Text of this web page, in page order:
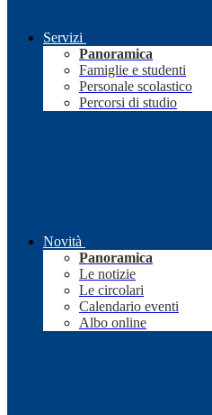
Servizi
Panoramica
Famiglie e studenti
Personale scolastico
Percorsi di studio
Novità
Panoramica
Le notizie
Le circolari
Calendario eventi
Albo online